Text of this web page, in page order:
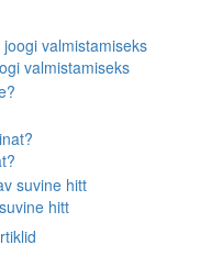
valmistamiseks
hitt